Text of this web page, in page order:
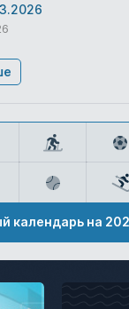
календарь на